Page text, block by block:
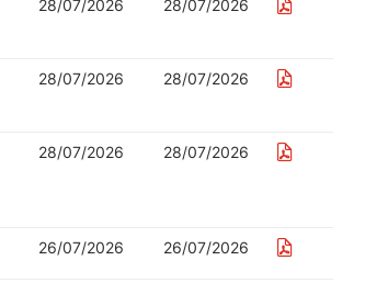
28/07/2026 28/07/2026
28/07/2026 28/07/2026
28/07/2026 28/07/2026
26/07/2026 26/07/2026